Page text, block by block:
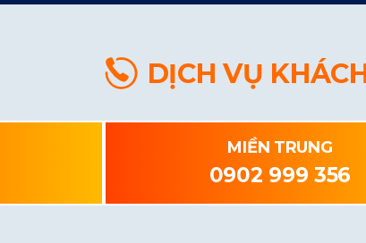
DỊCH VỤ
MIỀN TRUNG
0902 999 356